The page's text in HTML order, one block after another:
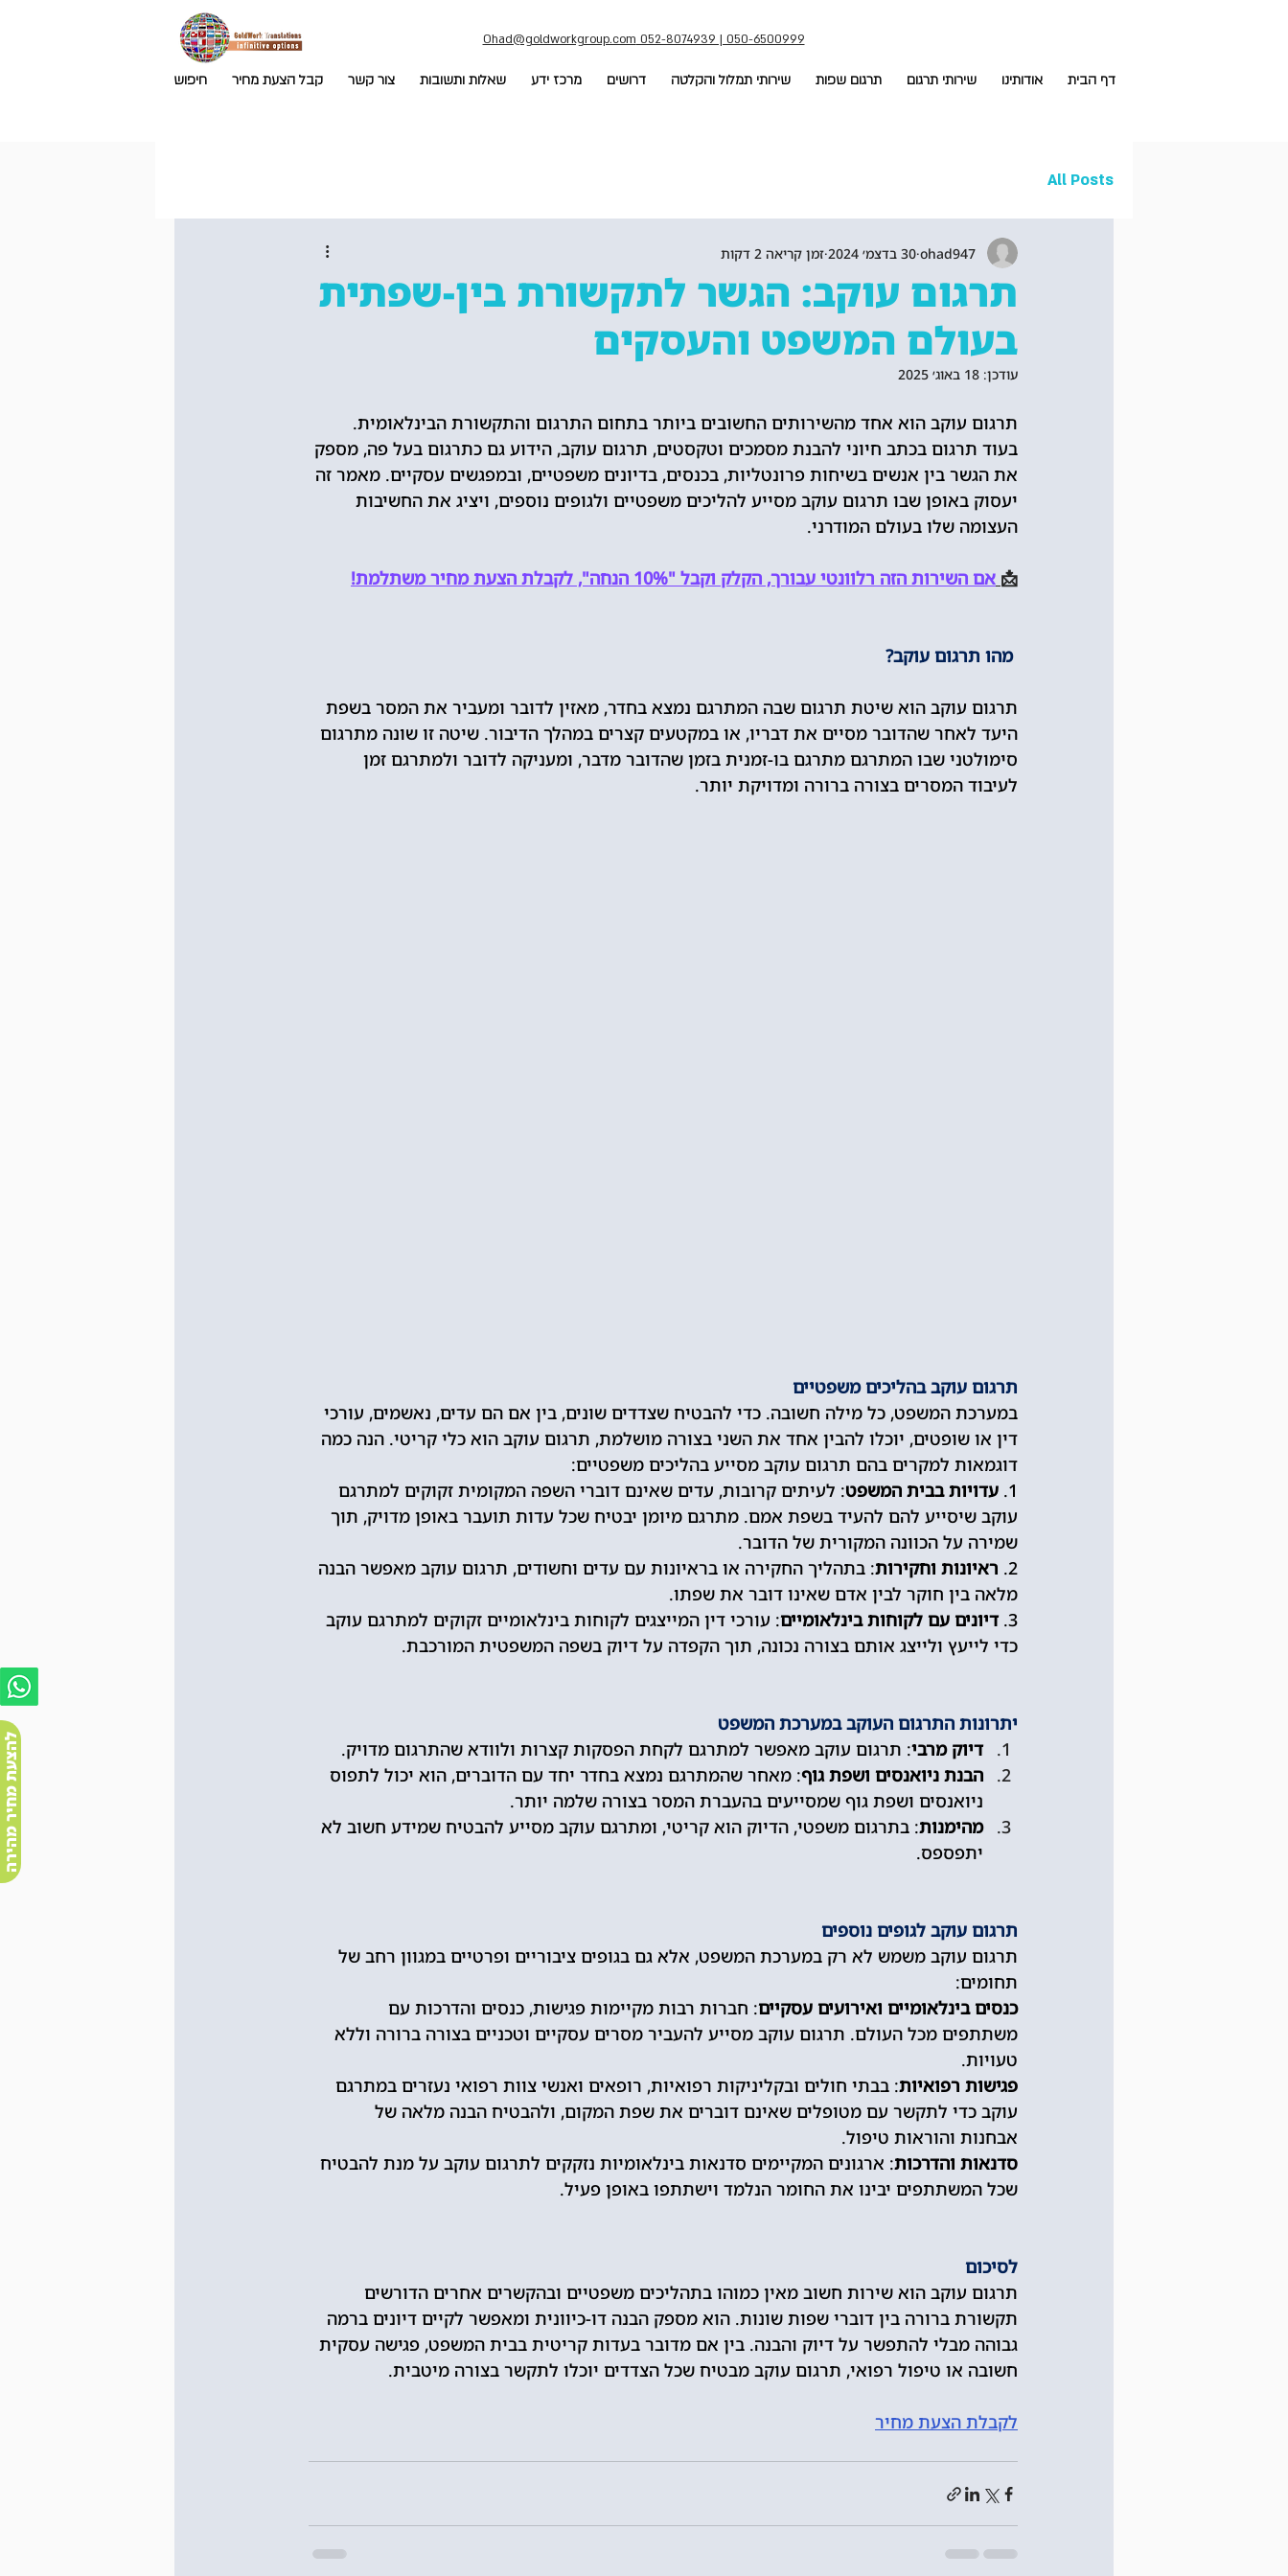
Ohad@goldworkgroup.com 052-8074939 | 050-6500999
דף הבית אודותינו שירותי תרגום תרגום שפות שירותי תמלול והקלטה דרושים מרכז ידע שאלות ותשובות צור קשר קבל הצעת מחיר חיפוש
להצעת מחיר מהירה
All Posts
תרגום עוקב: הגשר לתקשורת בין-שפתית
בעולם המשפט והעסקים
ohad947 30 בדצמ׳ 2024 זמן קריאה 2 דקות
עודכן: 18 באוג׳ 2025
תרגום עוקב הוא אחד מהשירותים החשובים ביותר בתחום התרגום והתקשורת הבינלאומית.
בעוד תרגום בכתב חיוני להבנת מסמכים וטקסטים, תרגום עוקב, הידוע גם כתרגום בעל פה, מספק
את הגשר בין אנשים בשיחות פרונטליות, בכנסים, בדיונים משפטיים, ובמפגשים עסקיים. מאמר זה
יעסוק באופן שבו תרגום עוקב מסייע להליכים משפטיים ולגופים נוספים, ויציג את החשיבות
העצומה שלו בעולם המודרני.
📩 אם השירות הזה רלוונטי עבורך, הקלק וקבל "10% הנחה", לקבלת הצעת מחיר משתלמת!
מהו תרגום עוקב?
תרגום עוקב הוא שיטת תרגום שבה המתרגם נמצא בחדר, מאזין לדובר ומעביר את המסר בשפת
היעד לאחר שהדובר מסיים את דבריו, או במקטעים קצרים במהלך הדיבור. שיטה זו שונה מתרגום
סימולטני שבו המתרגם מתרגם בו-זמנית בזמן שהדובר מדבר, ומעניקה לדובר ולמתרגם זמן
לעיבוד המסרים בצורה ברורה ומדויקת יותר.
תרגום עוקב בהליכים משפטיים
במערכת המשפט, כל מילה חשובה. כדי להבטיח שצדדים שונים, בין אם הם עדים, נאשמים, עורכי
דין או שופטים, יוכלו להבין אחד את השני בצורה מושלמת, תרגום עוקב הוא כלי קריטי. הנה כמה
דוגמאות למקרים בהם תרגום עוקב מסייע בהליכים משפטיים:
1. עדויות בבית המשפט: לעיתים קרובות, עדים שאינם דוברי השפה המקומית זקוקים למתרגם
עוקב שיסייע להם להעיד בשפת אמם. מתרגם מיומן יבטיח שכל עדות תועבר באופן מדויק, תוך
שמירה על הכוונה המקורית של הדובר.
2. ראיונות וחקירות: בתהליך החקירה או בראיונות עם עדים וחשודים, תרגום עוקב מאפשר הבנה
מלאה בין חוקר לבין אדם שאינו דובר את שפתו.
3. דיונים עם לקוחות בינלאומיים: עורכי דין המייצגים לקוחות בינלאומיים זקוקים למתרגם עוקב
כדי לייעץ ולייצג אותם בצורה נכונה, תוך הקפדה על דיוק בשפה המשפטית המורכבת.
יתרונות התרגום העוקב במערכת המשפט
דיוק מרבי: תרגום עוקב מאפשר למתרגם לקחת הפסקות קצרות ולוודא שהתרגום מדויק.
הבנת ניואנסים ושפת גוף: מאחר שהמתרגם נמצא בחדר יחד עם הדוברים, הוא יכול לתפוס
ניואנסים ושפת גוף שמסייעים בהעברת המסר בצורה שלמה יותר.
מהימנות: בתרגום משפטי, הדיוק הוא קריטי, ומתרגם עוקב מסייע להבטיח שמידע חשוב לא
יתפספס.
תרגום עוקב לגופים נוספים
תרגום עוקב משמש לא רק במערכת המשפט, אלא גם בגופים ציבוריים ופרטיים במגוון רחב של
תחומים:
כנסים בינלאומיים ואירועים עסקיים: חברות רבות מקיימות פגישות, כנסים והדרכות עם
משתתפים מכל העולם. תרגום עוקב מסייע להעביר מסרים עסקיים וטכניים בצורה ברורה וללא
טעויות.
פגישות רפואיות: בבתי חולים ובקליניקות רפואיות, רופאים ואנשי צוות רפואי נעזרים במתרגם
עוקב כדי לתקשר עם מטופלים שאינם דוברים את שפת המקום, ולהבטיח הבנה מלאה של
אבחנות והוראות טיפול.
סדנאות והדרכות: ארגונים המקיימים סדנאות בינלאומיות נזקקים לתרגום עוקב על מנת להבטיח
שכל המשתתפים יבינו את החומר הנלמד וישתתפו באופן פעיל.
לסיכום
תרגום עוקב הוא שירות חשוב מאין כמוהו בתהליכים משפטיים ובהקשרים אחרים הדורשים
תקשורת ברורה בין דוברי שפות שונות. הוא מספק הבנה דו-כיוונית ומאפשר לקיים דיונים ברמה
גבוהה מבלי להתפשר על דיוק והבנה. בין אם מדובר בעדות קריטית בבית המשפט, פגישה עסקית
חשובה או טיפול רפואי, תרגום עוקב מבטיח שכל הצדדים יוכלו לתקשר בצורה מיטבית.
לקבלת הצעת מחיר